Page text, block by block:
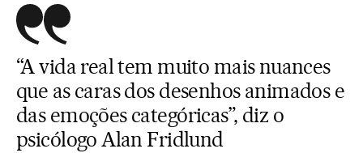
“A vida real tem muito mais nuances
que as caras dos desenhos animados e
das emoções categóricas”, diz o
psicólogo Alan Fridlund